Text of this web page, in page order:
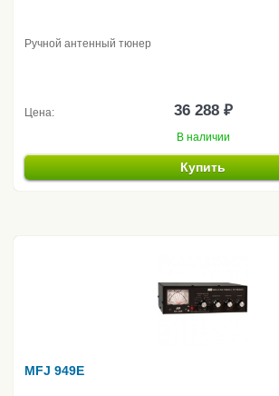
Ручной антенный тюнер
Цена: 36 288 ₽
В наличии
Купить
MFJ 949E